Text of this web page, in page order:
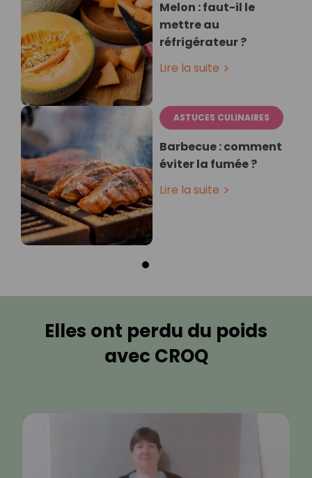
Melon : faut-il le
mettre au
réfrigérateur ?
Lire la suite
ASTUCES CULINAIRES
Barbecue : comment
éviter la fumée ?
Lire la suite
Elles ont perdu du poids
avec CROQ